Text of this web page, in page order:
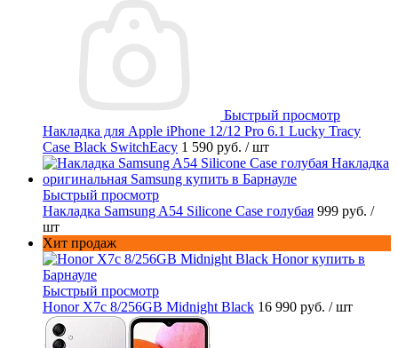
Быстрый просмотр
Накладка для Apple iPhone 12/12 Pro 6.1 Lucky Tracy
Case Black SwitchEacy 1 590 руб. / шт
Быстрый просмотр
Накладка Samsung A54 Silicone Case голубая 999 руб. /
шт
Хит продаж
Быстрый просмотр
Honor X7c 8/256GB Midnight Black 16 990 руб. / шт